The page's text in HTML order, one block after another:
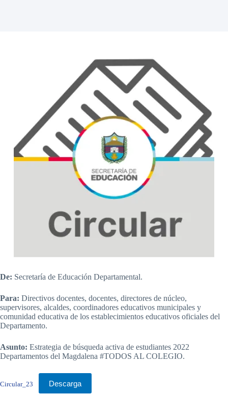
De: Secretaría de Educación Departamental.
Para: Directivos docentes, docentes, directores de núcleo,
supervisores, alcaldes, coordinadores educativos municipales y
comunidad educativa de los establecimientos educativos oficiales del
Departamento.
Asunto: Estrategia de búsqueda activa de estudiantes 2022
Departamentos del Magdalena #TODOS AL COLEGIO.
Circular_23 Descarga